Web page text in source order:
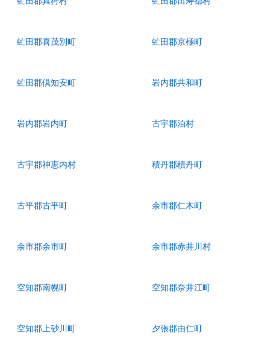
虻田郡喜茂別町 虻田郡京極町
虻田郡倶知安町 岩内郡共和町
岩内郡岩内町 古宇郡泊村
古宇郡神恵内村 積丹郡積丹町
古平郡古平町 余市郡仁木町
余市郡余市町 余市郡赤井川村
空知郡南幌町 空知郡奈井江町
空知郡上砂川町 夕張郡由仁町